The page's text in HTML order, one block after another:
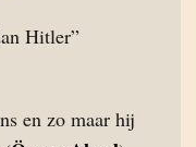
Hitler”
en zo maar hij